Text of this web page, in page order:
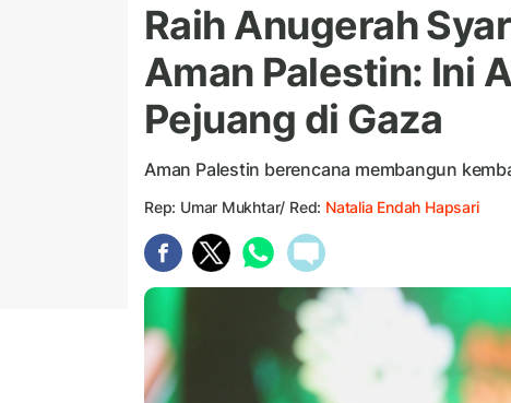
Raih Anugerah
Aman Palestin: Ini
Pejuang di Gaza
Aman Palestin berencana membangun
Rep: Umar Mukhtar/ Red: Natalia Endah Hapsari